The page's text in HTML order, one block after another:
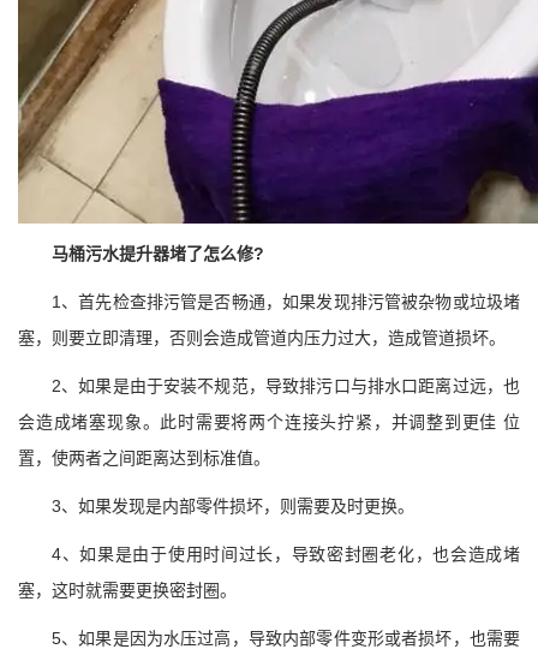
马桶污水提升器堵了怎么修?
1、首先检查排污管是否畅通，如果发现排污管被杂物或垃圾堵
塞，则要立即清理，否则会造成管道内压力过大，造成管道损坏。
2、如果是由于安装不规范，导致排污口与排水口距离过远，也
会造成堵塞现象。此时需要将两个连接头拧紧，并调整到更佳 位
置，使两者之间距离达到标准值。
3、如果发现是内部零件损坏，则需要及时更换。
4、如果是由于使用时间过长，导致密封圈老化，也会造成堵
塞，这时就需要更换密封圈。
5、如果是因为水压过高，导致内部零件变形或者损坏，也需要